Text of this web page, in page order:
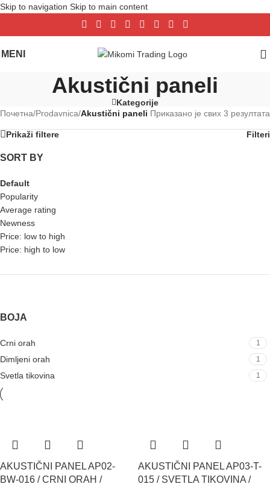
Skip to navigation Skip to main content
MENI
Akustični paneli
Kategorije
Почетна/Prodavnica/Akustični paneli Приказано је свих 3 резултата
Prikaži filtere Filteri
SORT BY
Default
Popularity
Average rating
Newness
Price: low to high
Price: high to low
BOJA
Crni orah 1
Dimljeni orah 1
Svetla tikovina 1
AKUSTIČNI PANEL AP02-
BW-016 / CRNI ORAH /
AKUSTIČNI PANEL AP03-T-
015 / SVETLA TIKOVINA /